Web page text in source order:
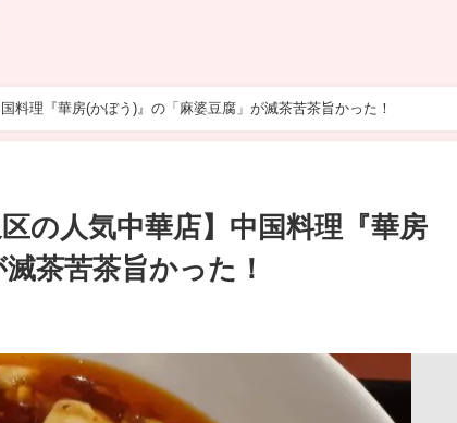
料理『華房(かぼう)』の「麻婆豆腐」が滅茶苦茶旨かった！
の人気中華店】中国料理『華房
茶苦茶旨かった！